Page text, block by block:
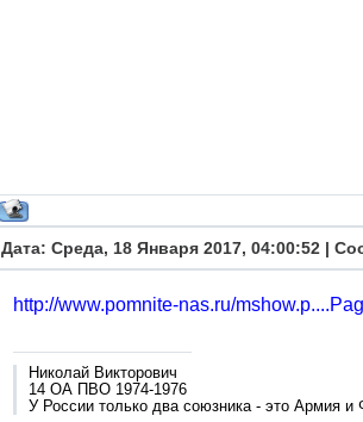
Дата: Среда, 18 Января 2017, 04:00:52 |
http://www.pomnite-nas.ru/
Николай Викторович
14 ОА ПВО 1974-1976
У России только два союзника - это Армия и